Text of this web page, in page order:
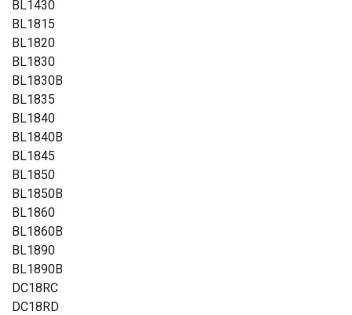
BL1430
BL1815
BL1820
BL1830
BL1830B
BL1835
BL1840
BL1840B
BL1845
BL1850
BL1850B
BL1860
BL1860B
BL1890
BL1890B
DC18RC
DC18RD